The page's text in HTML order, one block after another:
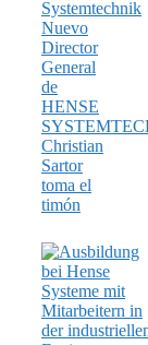
Nuevo
Director
General
de
HENSE
Christian
Sartor
toma el
timón